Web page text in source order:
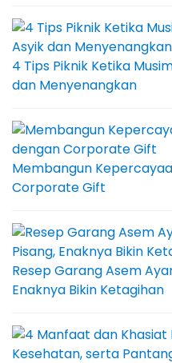
4 Tips Piknik Ketika
dan Menyenangkan
Membangun
Corporate Gift
Resep Garang Asem
Enaknya Bikin Ketagihan